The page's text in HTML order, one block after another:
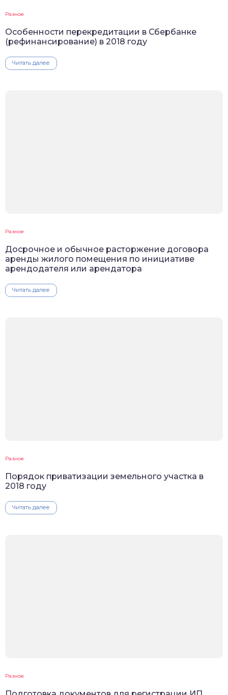
Разное
Особенности перекредитации в Сбербанке
(рефинансирование) в 2018 году
Читать далее
Разное
Досрочное и обычное расторжение договора
аренды жилого помещения по инициативе
арендодателя или арендатора
Читать далее
Разное
Порядок приватизации земельного участка в
2018 году
Читать далее
Разное